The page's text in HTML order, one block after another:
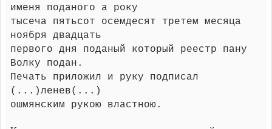
именя поданого а року
тысеча пятьсот осемдесят третем месяца
ноября двадцать
первого дня поданый который реестр пану
Волку подан.
Печать приложил и руку подписал
(...)ленев(...)
ошмянским рукою властною.